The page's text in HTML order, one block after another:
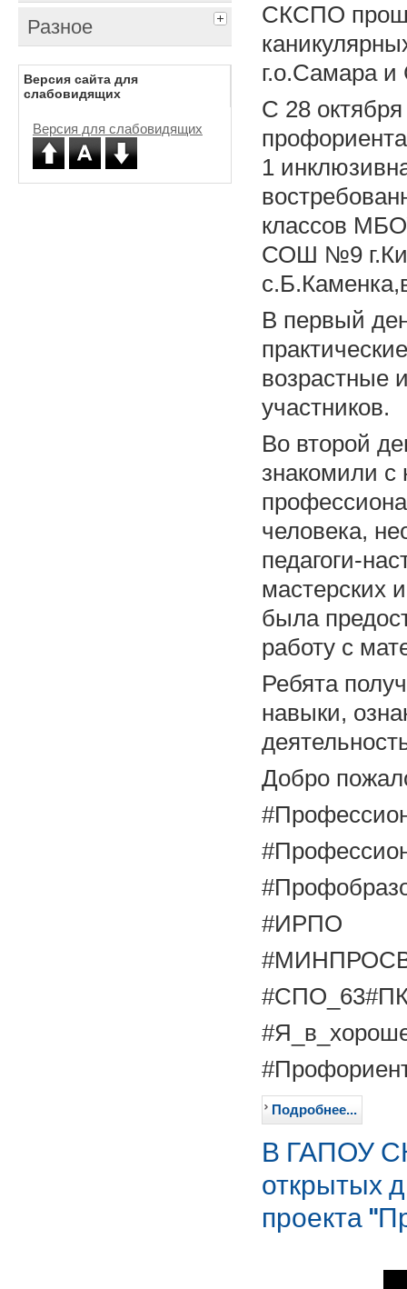
Разное
Версия сайта для
слабовидящих
Версия для слабовидящих
СКСПО
г.о.Самара и
С 28
1
классов
СОШ №9
В первый
возрастные
участников.
Во второй
знакомили с
человека,
педагоги-
мастерских
была
работу с
Ребята
навыки,
Добро
#ИРПО
Подробнее...
В ГАПОУ
открытых
проекта